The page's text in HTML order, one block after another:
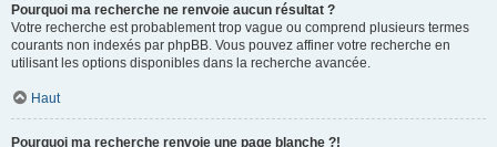
Pourquoi ma recherche ne renvoie aucun résultat ?
Votre recherche est probablement trop vague ou comprend plusieurs termes
courants non indexés par phpBB. Vous pouvez affiner votre recherche en
utilisant les options disponibles dans la recherche avancée.
Haut
Pourquoi ma recherche renvoie une page blanche ?!